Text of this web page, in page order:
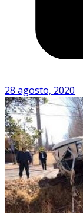
28 agosto, 2020